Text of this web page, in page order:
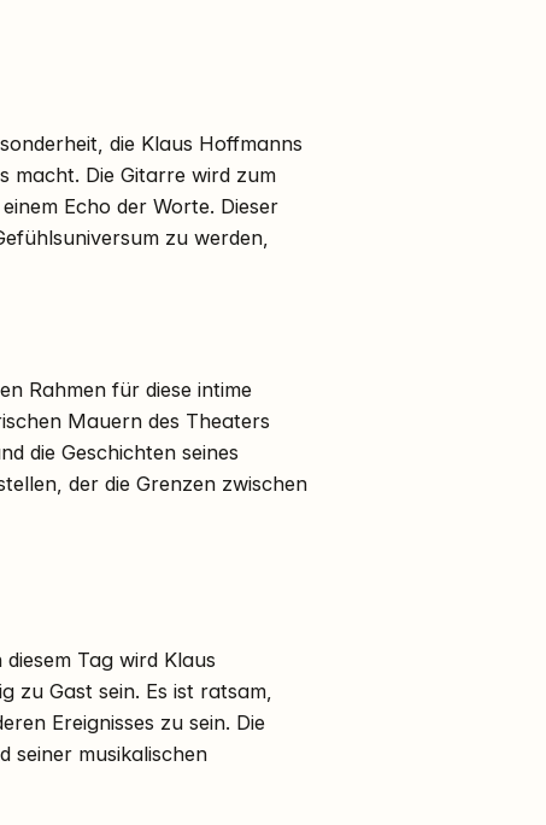
die Klaus Hoffmanns
macht. Die Gitarre wird zum
Echo der Worte. Dieser
zu werden,
Rahmen für diese intime
Mauern des Theaters
die Geschichten seines
der die Grenzen zwischen
Tag wird Klaus
zu Gast sein. Es ist ratsam,
Ereignisses zu sein. Die
seiner musikalischen